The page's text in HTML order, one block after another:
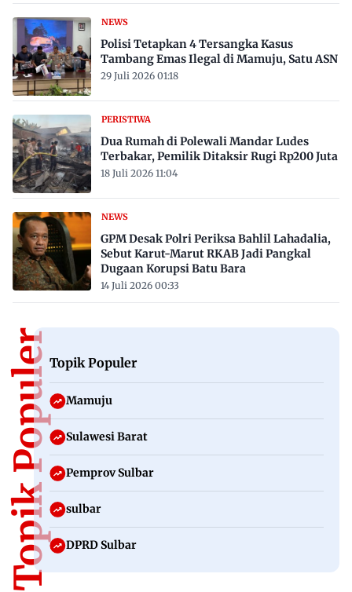
NEWS
Polisi Tetapkan 4 Tersangka Kasus
Tambang Emas Ilegal di Mamuju, Satu ASN
29 Juli 2026 01:18
PERISTIWA
Dua Rumah di Polewali Mandar Ludes
Terbakar, Pemilik Ditaksir Rugi Rp200 Juta
18 Juli 2026 11:04
NEWS
GPM Desak Polri Periksa Bahlil Lahadalia,
Sebut Karut-Marut RKAB Jadi Pangkal
Dugaan Korupsi Batu Bara
14 Juli 2026 00:33
Topik PopulerTopik Populer
Mamuju
Sulawesi Barat
Pemprov Sulbar
sulbar
DPRD Sulbar